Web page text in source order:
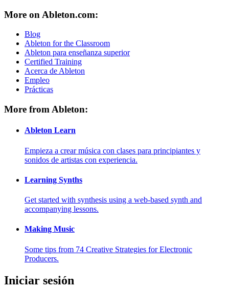
More on Ableton.com:
Blog
Ableton for the Classroom
Ableton para enseñanza superior
Certified Training
Acerca de Ableton
Empleo
Prácticas
More from Ableton:
Ableton Learn
Empieza a crear música con clases para principiantes y
sonidos de artistas con experiencia.
Learning Synths
Get started with synthesis using a web-based synth and
accompanying lessons.
Making Music
Some tips from 74 Creative Strategies for Electronic
Producers.
Iniciar sesión